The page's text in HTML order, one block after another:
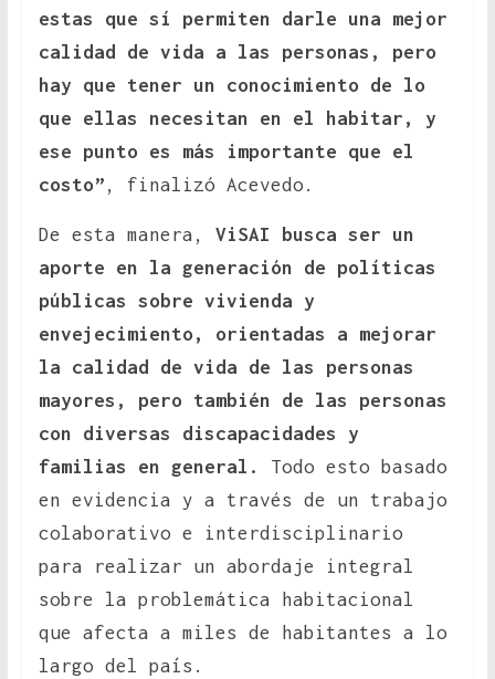
estas que sí permiten darle una mejor
calidad de vida a las personas, pero
hay que tener un conocimiento de lo
que ellas necesitan en el habitar, y
ese punto es más importante que el
costo” , finalizó Acevedo.
De esta manera, ViSAI busca ser un
aporte en la generación de políticas
públicas sobre vivienda y
envejecimiento, orientadas a mejorar
la calidad de vida de las personas
mayores, pero también de las personas
con diversas discapacidades y
familias en general.
Todo esto basado
en evidencia y a través de un trabajo
colaborativo e interdisciplinario
para realizar un abordaje integral
sobre la problemática habitacional
que afecta a miles de habitantes a lo
largo del país.